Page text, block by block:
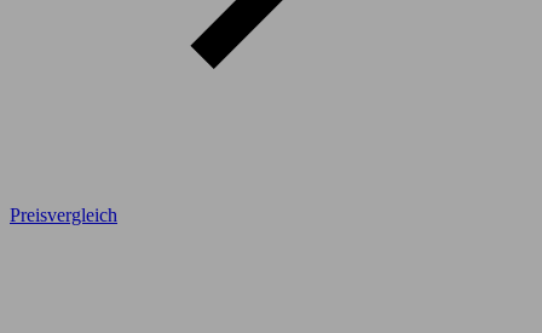
Preisvergleich